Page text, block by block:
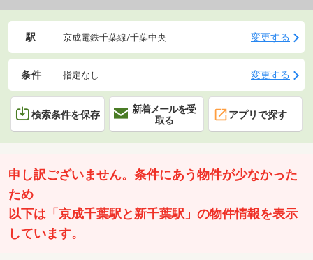
駅 京成電鉄千葉線/千葉中央 変更する
条件 指定なし 変更する
検索条件を保存
新着メールを受
取る
アプリで探す
申し訳ございません。条件にあう物件が少なかった
ため
以下は「京成千葉駅と新千葉駅」の物件情報を表示
しています。